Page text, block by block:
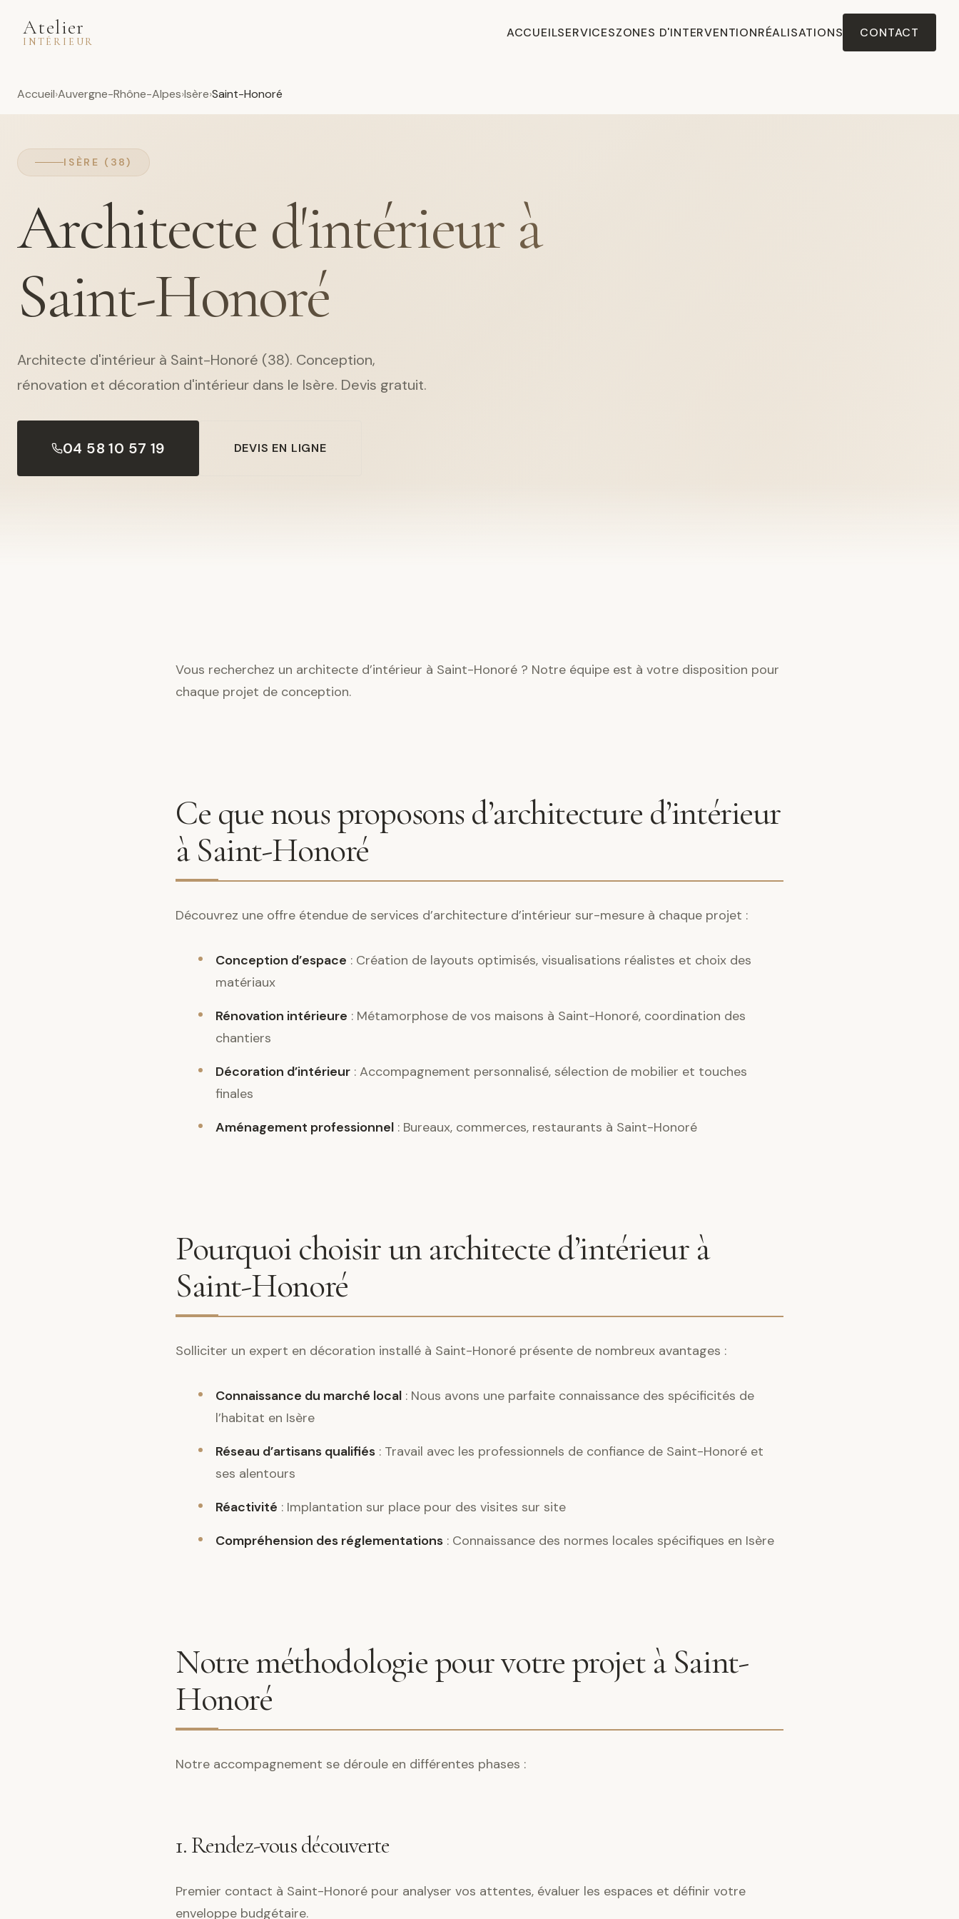
Atelier
INTÉRIEUR
ACCUEILSERVICESZONES D'INTERVENTIONRÉALISATIONS CONTACT
Accueil Auvergne-Rhône-Alpes Isère Saint-Honoré
ISÈRE (38)
Architecte d'intérieur à
Saint-Honoré
Architecte d'intérieur à Saint-Honoré (38). Conception,
rénovation et décoration d'intérieur dans le Isère. Devis gratuit.
04 58 10 57 19 DEVIS EN LIGNE
Vous recherchez un architecte d’intérieur à Saint-Honoré ? Notre équipe est à votre disposition pour
chaque projet de conception.
Ce que nous proposons d’architecture d’intérieur
à Saint-Honoré
Découvrez une offre étendue de services d’architecture d’intérieur sur-mesure à chaque projet :
Conception d’espace : Création de layouts optimisés, visualisations réalistes et choix des
matériaux
Rénovation intérieure : Métamorphose de vos maisons à Saint-Honoré, coordination des
chantiers
Décoration d’intérieur : Accompagnement personnalisé, sélection de mobilier et touches
finales
Aménagement professionnel : Bureaux, commerces, restaurants à Saint-Honoré
Pourquoi choisir un architecte d’intérieur à
Saint-Honoré
Solliciter un expert en décoration installé à Saint-Honoré présente de nombreux avantages :
Connaissance du marché local : Nous avons une parfaite connaissance des spécificités de
l’habitat en Isère
Réseau d’artisans qualifiés : Travail avec les professionnels de confiance de Saint-Honoré et
ses alentours
Réactivité : Implantation sur place pour des visites sur site
Compréhension des réglementations : Connaissance des normes locales spécifiques en Isère
Notre méthodologie pour votre projet à Saint-
Honoré
Notre accompagnement se déroule en différentes phases :
1. Rendez-vous découverte
Premier contact à Saint-Honoré pour analyser vos attentes, évaluer les espaces et définir votre
enveloppe budgétaire.